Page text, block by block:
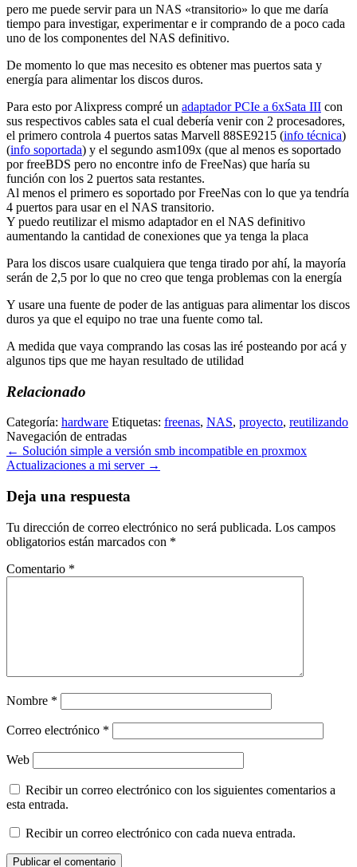
pero me puede servir para un NAS «transitorio» lo que me daría
tiempo para investigar, experimentar e ir comprando de a poco cada
uno de los componentes del NAS definitivo.
De momento lo que mas necesito es obtener mas puertos sata y
energía para alimentar los discos duros.
Para esto por Alixpress compré un adaptador PCIe a 6xSata III con
sus respectivos cables sata el cual debería venir con 2 procesadores,
el primero controla 4 puertos satas Marvell 88SE9215 (info técnica)
(info soportada) y el segundo asm109x (que al menos es soportado
por freeBDS pero no encontre info de FreeNas) que haría su
función con los 2 puertos sata restantes.
Al menos el primero es soportado por FreeNas con lo que ya tendría
4 puertos para usar en el NAS transitorio.
Y puedo reutilizar el mismo adaptador en el NAS definitivo
aumentando la cantidad de conexiones que ya tenga la placa
Para los discos usare cualquiera que tenga tirado por ahí, la mayoría
serán de 2,5 por lo que no creo que tenga problemas con la energía
Y usare una fuente de poder de las antiguas para alimentar los discos
duros ya que el equipo no trae una fuente como tal.
A medida que vaya comprando las cosas las iré posteando por acá y
algunos tips que me hayan resultado de utilidad
Relacionado
Categoría: hardware Etiquetas: freenas, NAS, proyecto, reutilizando
Navegación de entradas
← Solución simple a versión smb incompatible en proxmox
Actualizaciones a mi server →
Deja una respuesta
Tu dirección de correo electrónico no será publicada. Los campos
obligatorios están marcados con *
Comentario *
Nombre *
Correo electrónico *
Web
Recibir un correo electrónico con los siguientes comentarios a
esta entrada.
Recibir un correo electrónico con cada nueva entrada.